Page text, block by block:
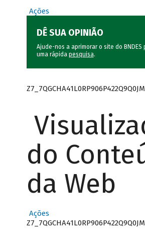
Ações
DÊ SUA OPINIÃO
Ajude-nos a aprimorar o site do BNDES
uma rápida pesquisa.
do
da Web
Ações